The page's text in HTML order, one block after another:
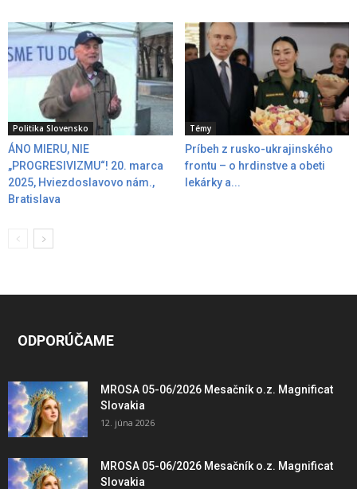
Politika Slovensko
ÁNO MIERU, NIE
„PROGRESIVIZMU“! 20. marca
2025, Hviezdoslavovo nám.,
Bratislava
Témy
Príbeh z rusko-ukrajinského
frontu – o hrdinstve a obeti
lekárky a...
ODPORÚČAME
MROSA 05-06/2026 Mesačník o.z. Magnificat
Slovakia
12. júna 2026
MROSA 05-06/2026 Mesačník o.z. Magnificat
Slovakia